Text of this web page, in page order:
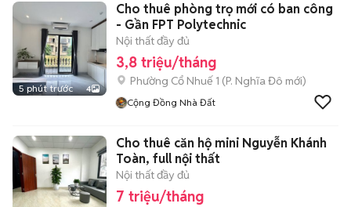
5 phút trước 4
Cho thuê phòng trọ mới có ban công
- Gần FPT Polytechnic
Nội thất đầy đủ
3,8 triệu/tháng
Phường Cổ Nhuế 1 (P. Nghĩa Đô mới)
Cộng Đồng Nhà Đất
Cho thuê căn hộ mini Nguyễn Khánh
Toàn, full nội thất
Nội thất đầy đủ
7 triệu/tháng